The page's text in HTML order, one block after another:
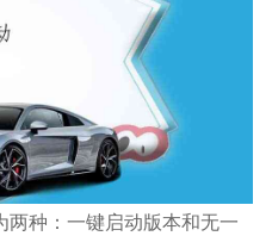
两种：一键启动版本和无一